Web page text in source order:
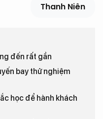
Thanh Niên
đến rất gần
bay thử nghiệm
học để hành khách